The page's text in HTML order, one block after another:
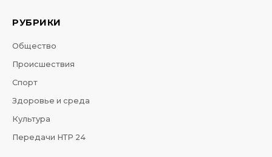
РУБРИКИ
Общество
Происшествия
Спорт
Здоровье и среда
Культура
Передачи НТР 24